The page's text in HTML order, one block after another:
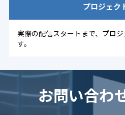
プロジェク
実際の配信スタートまで、プロ
す。
お問い合わ